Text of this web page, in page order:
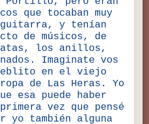
que tocaban muy
y tenían
de músicos, de
los anillos,
Imaginate vos
en el viejo
de Las Heras. Yo
esa puede haber
vez que pensé
yo también alguna